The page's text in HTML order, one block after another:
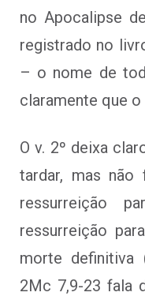
no Apocalipse
registrado no
– o nome de
claramente que
O v. 2º deixa
tardar, mas
ressurreição
ressurreição
morte definitiva
2Mc 7,9-23 fala